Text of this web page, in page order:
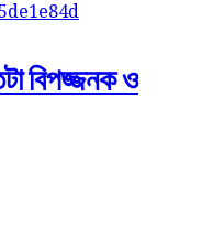
বিপজ্জনক ও